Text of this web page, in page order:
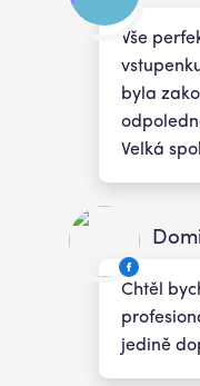
Vše
byla
Velká
Chtěl
jedině